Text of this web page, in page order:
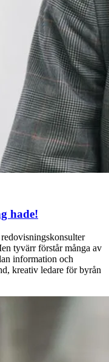
hade!
tyvärr förstår många av
information och
kreativ ledare för byrån